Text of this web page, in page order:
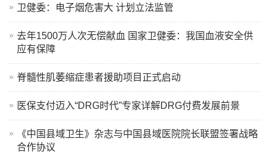
卫健委：电子烟危害大 计划立法监管
去年1500万人次无偿献血 国家卫健委：我国血液安全供
应有保障
脊髓性肌萎缩症患者援助项目正式启动
医保支付迈入“DRG时代”专家详解DRG付费发展前景
《中国县域卫生》杂志与中国县域医院院长联盟签署战略
合作协议